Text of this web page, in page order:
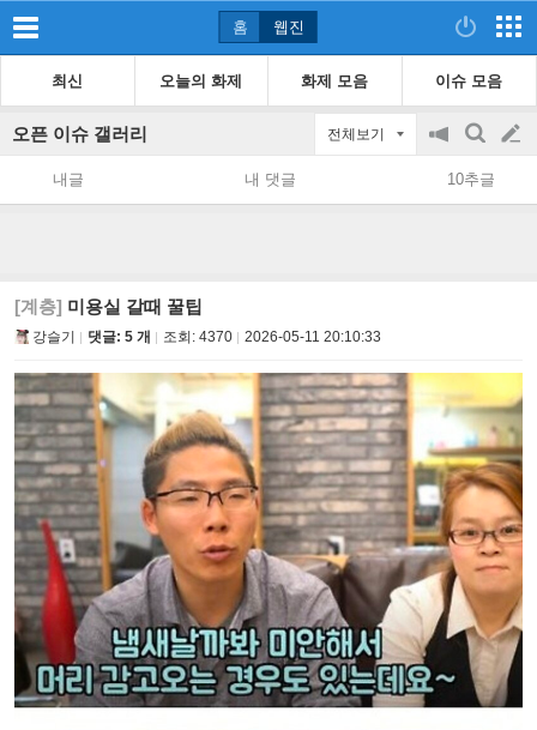
홈 웹진
최신 오늘의 화제 화제 모음 이슈 모음
오픈 이슈 갤러리 전체보기
공
지
on/off
검
색
글
쓰
내글 내 댓글 10추글
[계층] 미용실 갈때 꿀팁
강슬기 댓글: 5 개 조회: 4370 2026-05-11 20:10:33